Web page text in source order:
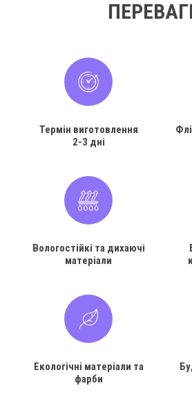
Термін виготовлення
2-3 дні
Вологостійкі та дихаючі
матеріали
Екологічні матеріали та
фарби